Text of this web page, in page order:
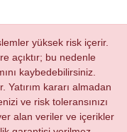
yüksek risk içerir.
açıktır; bu nedenle
kaybedebilirsiniz.
Yatırım kararı almadan
ve risk toleransınızı
alan veriler ve içerikler